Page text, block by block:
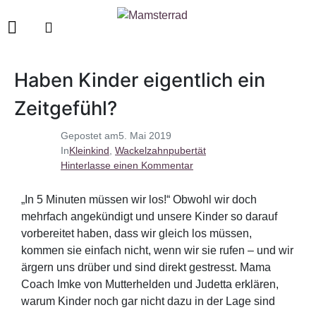
Gepostet am5. Mai 2019
InKleinkind Wackelzahnpubertät
Hinterlasse einen Kommentar
Haben Kinder eigentlich ein
Zeitgefühl?
„In 5 Minuten müssen wir los!“ Obwohl wir doch
mehrfach angekündigt und unsere Kinder so darauf
vorbereitet haben, dass wir gleich los müssen,
kommen sie einfach nicht, wenn wir sie rufen – und wir
ärgern uns drüber und sind direkt gestresst. Mama
Coach Imke von Mutterhelden und Judetta erklären,
warum Kinder noch gar nicht dazu in der Lage sind